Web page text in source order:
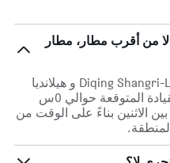
من أقرب مطار، مطار
المسافة بين أقرب مطار، مطار Diqing Shangri-La و هيلانديا
باي شنجري لا هي 7.5 كم ومدة القيادة المتوقعة حوالي 0س
الاثنين بناءً على الوقت من